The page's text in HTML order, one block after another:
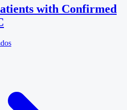
with Confirmed